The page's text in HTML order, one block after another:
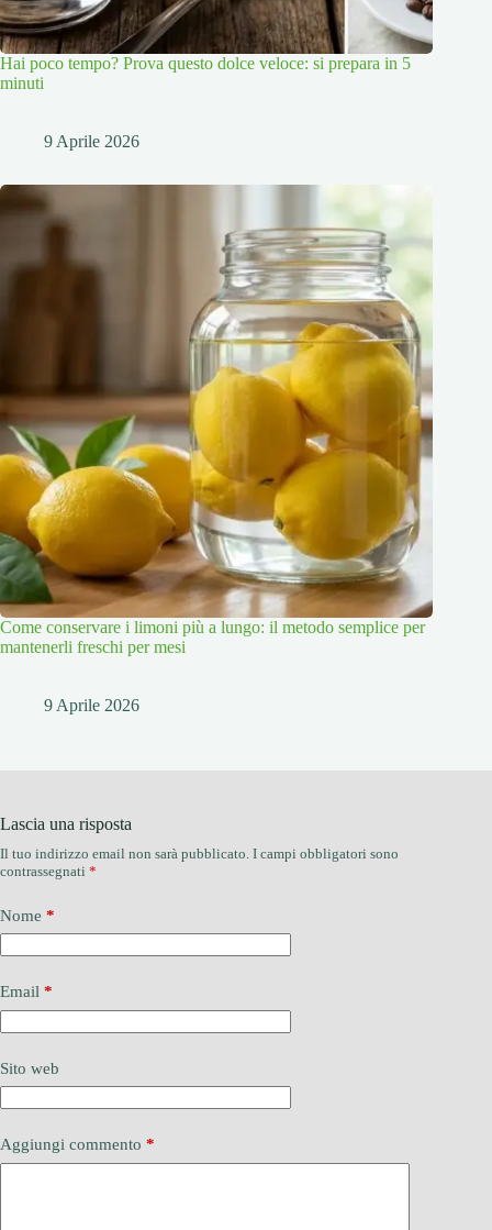
Hai poco tempo? Prova questo dolce veloce: si prepara in 5
minuti
9 Aprile 2026
Come conservare i limoni più a lungo: il metodo semplice per
mantenerli freschi per mesi
9 Aprile 2026
Lascia una risposta
Il tuo indirizzo email non sarà pubblicato. I campi obbligatori sono
contrassegnati *
Nome *
Email *
Sito web
Aggiungi commento *